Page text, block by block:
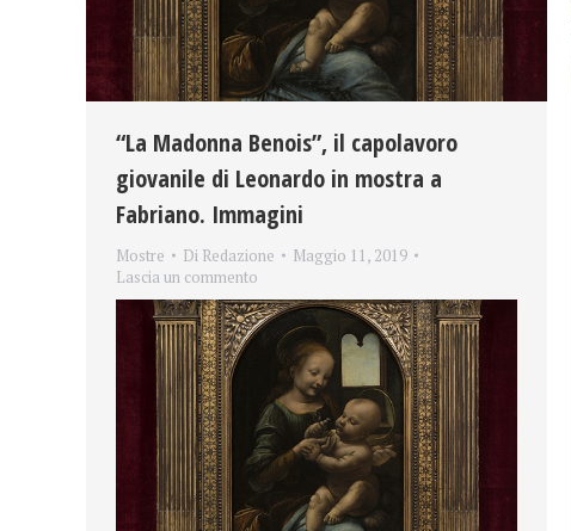
“La Madonna Benois”, il capolavoro
giovanile di Leonardo in mostra a
Fabriano. Immagini
Mostre Di Redazione
Maggio 11, 2019
Lascia un commento